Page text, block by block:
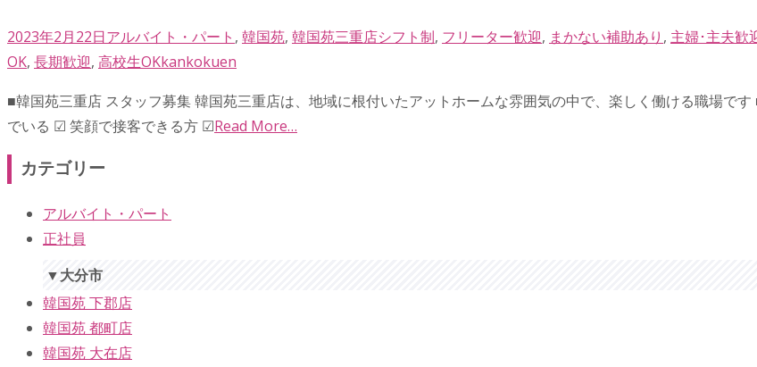
2023年2月22日アルバイト・パート , 韓国苑, 韓国苑三重店シフト制, フリーター歓迎, まかない補助あり , 主婦･主夫歓
OK, 長期歓迎, 高校生OKkankokuen
■韓国苑三重店 スタッフ募集 韓国苑三重店は、地域に根付いたアットホームな雰囲気の中で、楽しく働ける職場で
でいる ☑︎ 笑顔で接客できる方 ☑Read More…
カテゴリー
アルバイト・パート
正社員
▼大分市
韓国苑 下郡店
韓国苑 都町店
韓国苑 大在店